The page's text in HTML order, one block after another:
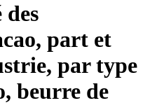
part et
par type
beurre de